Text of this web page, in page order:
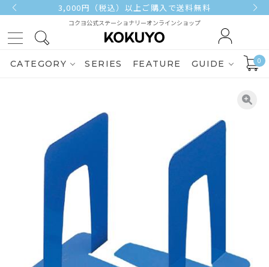
3,000円（税込）以上ご購入で送料無料
コクヨ公式ステーショナリーオンラインショップ
CATEGORY SERIES FEATURE GUIDE 0